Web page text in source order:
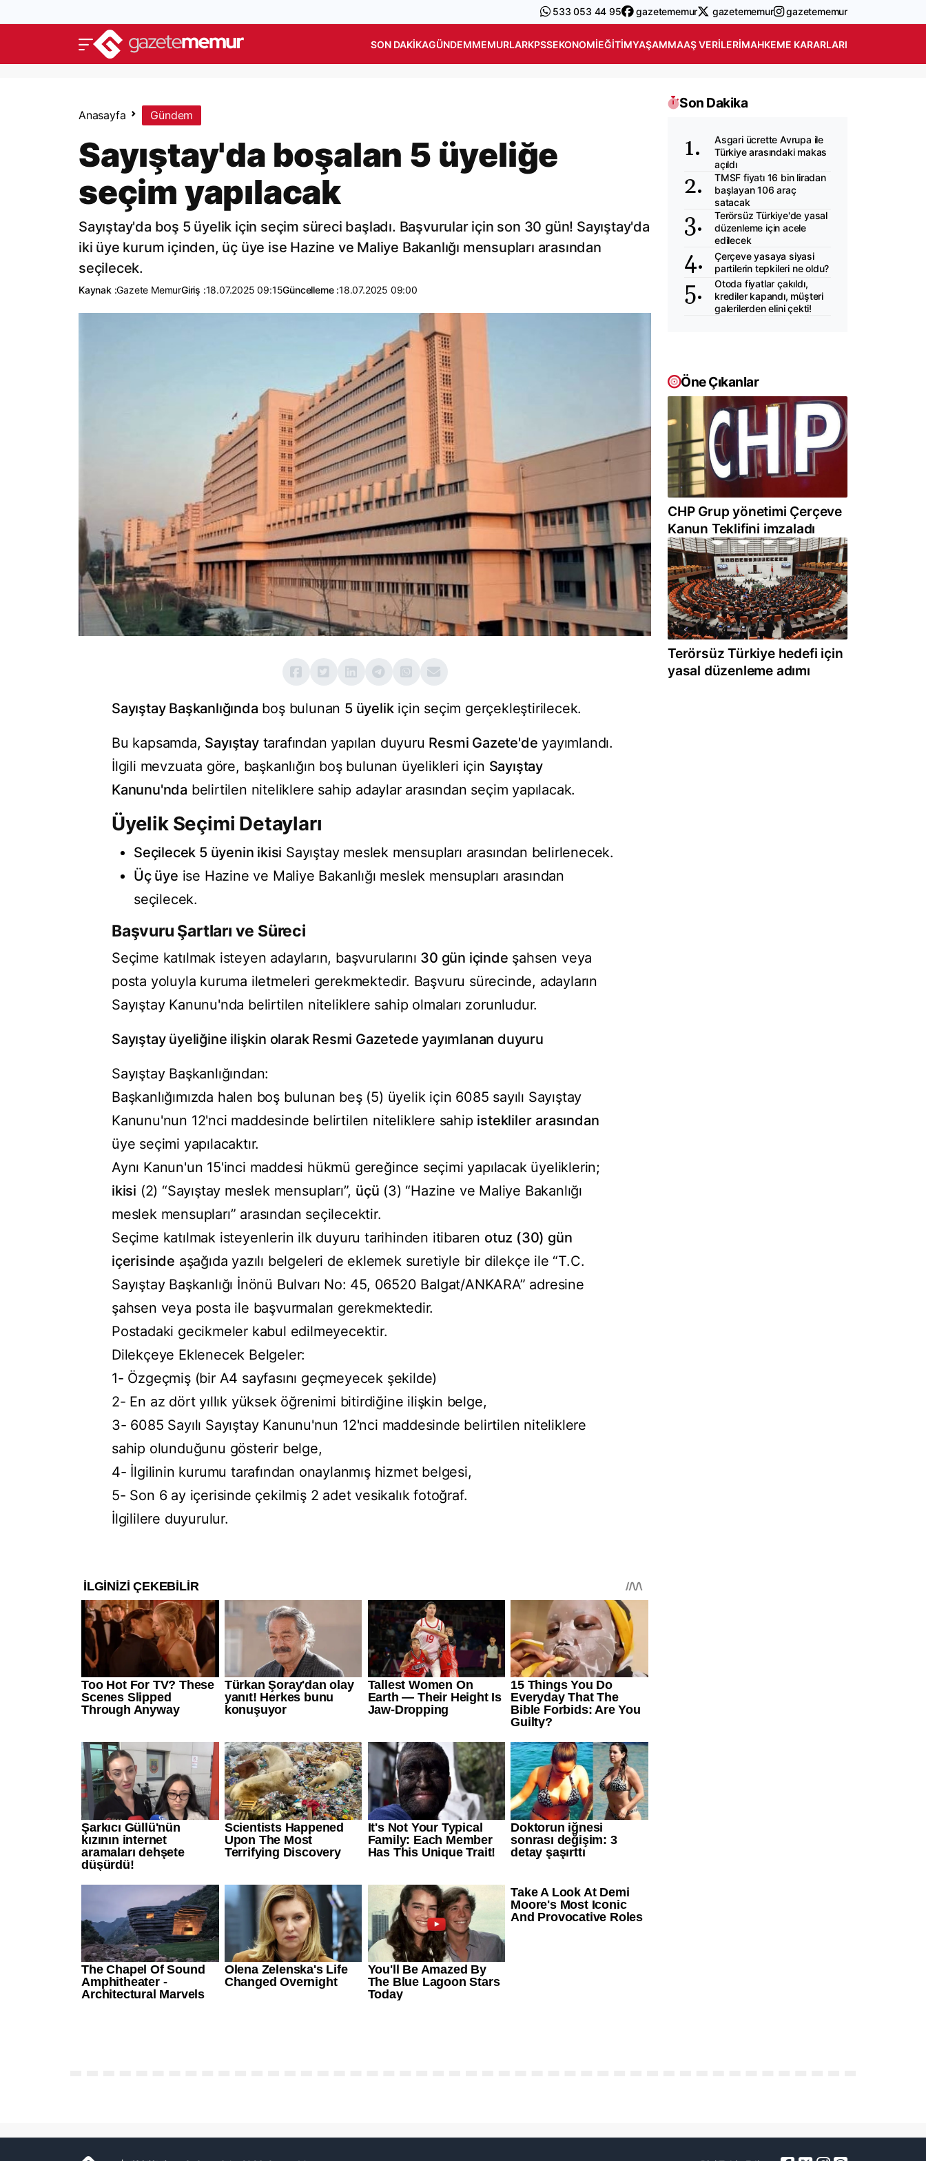
533 053 44 95 gazetememur gazetememur gazetememur
SON DAKIKAGÜNDEMMEMURLARKPSSEKONOMIEĞITIMYAŞAMMAAŞ VERILERIMAHKEME KARARLARI
Anasayfa Gündem
Sayıştay'da boşalan 5 üyeliğe
seçim yapılacak
Sayıştay'da boş 5 üyelik için seçim süreci başladı. Başvurular için son 30 gün! Sayıştay'da
iki üye kurum içinden, üç üye ise Hazine ve Maliye Bakanlığı mensupları arasından
seçilecek.
Kaynak :Gazete MemurGiriş :18.07.2025 09:15Güncelleme :18.07.2025 09:00
Sayıştay Başkanlığında boş bulunan 5 üyelikiçin seçim gerçekleştirilecek.
Bu kapsamda, Sayıştaytarafından yapılan duyuru Resmi Gazete'de yayımlandı.
İlgili mevzuata göre, başkanlığın boş bulunan üyelikleri için Sayıştay
Kanunu'nda belirtilen niteliklere sahip adaylar arasından seçim yapılacak.
Üyelik Seçimi Detayları
Seçilecek 5 üyenin ikisi Sayıştay meslek mensupları arasından belirlenecek.
Üç üye ise Hazine ve Maliye Bakanlığı meslek mensupları arasından
seçilecek.
Başvuru Şartları ve Süreci
Seçime katılmak isteyen adayların, başvurularını 30 gün içinde şahsen veya
posta yoluyla kuruma iletmeleri gerekmektedir. Başvuru sürecinde, adayların
Sayıştay Kanunu'nda belirtilen niteliklere sahip olmaları zorunludur.
Sayıştay üyeliğine ilişkin olarak Resmi Gazetede yayımlanan duyuru
Sayıştay Başkanlığından:
Başkanlığımızda halen boş bulunan beş (5) üyelik için 6085 sayılı Sayıştay
Kanunu'nun 12'nci maddesinde belirtilen niteliklere sahip istekliler arasından
üye seçimi yapılacaktır.
Aynı Kanun'un 15'inci maddesi hükmü gereğince seçimi yapılacak üyeliklerin;
ikisi (2) “Sayıştay meslek mensupları”, üçü (3) “Hazine ve Maliye Bakanlığı
meslek mensupları” arasından seçilecektir.
Seçime katılmak isteyenlerin ilk duyuru tarihinden itibaren otuz (30) gün
içerisinde aşağıda yazılı belgeleri de eklemek suretiyle bir dilekçe ile “T.C.
Sayıştay Başkanlığı İnönü Bulvarı No: 45, 06520 Balgat/ANKARA” adresine
şahsen veya posta ile başvurmaları gerekmektedir.
Postadaki gecikmeler kabul edilmeyecektir.
Dilekçeye Eklenecek Belgeler:
1- Özgeçmiş (bir A4 sayfasını geçmeyecek şekilde)
2- En az dört yıllık yüksek öğrenimi bitirdiğine ilişkin belge,
3- 6085 Sayılı Sayıştay Kanunu'nun 12'nci maddesinde belirtilen niteliklere
sahip olunduğunu gösterir belge,
4- İlgilinin kurumu tarafından onaylanmış hizmet belgesi,
5- Son 6 ay içerisinde çekilmiş 2 adet vesikalık fotoğraf.
İlgililere duyurulur.
Son Dakika
Asgari ücrette Avrupa ile
Türkiye arasındaki makas
açıldı
TMSF fiyatı 16 bin liradan
başlayan 106 araç
satacak
Terörsüz Türkiye'de yasal
düzenleme için acele
edilecek
Çerçeve yasaya siyasi
partilerin tepkileri ne oldu?
Otoda fiyatlar çakıldı,
krediler kapandı, müşteri
galerilerden elini çekti!
Öne Çıkanlar
CHP Grup yönetimi Çerçeve
Kanun Teklifini imzaladı
Terörsüz Türkiye hedefi için
yasal düzenleme adımı